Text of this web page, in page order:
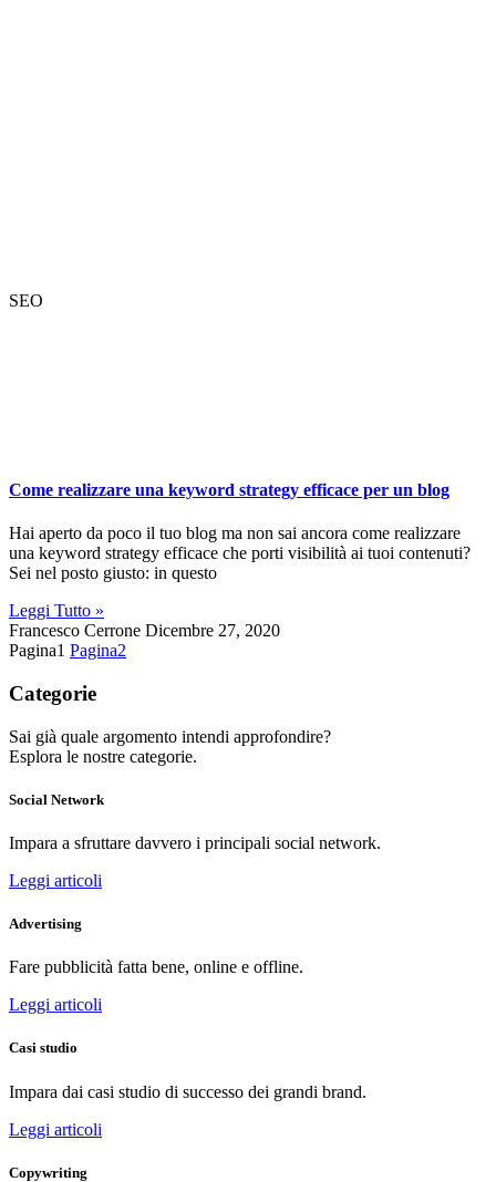
SEO
Come realizzare una keyword strategy efficace per un blog
Hai aperto da poco il tuo blog ma non sai ancora come realizzare
una keyword strategy efficace che porti visibilità ai tuoi contenuti?
Sei nel posto giusto: in questo
Leggi Tutto »
Francesco Cerrone Dicembre 27, 2020
Pagina1 Pagina2
Categorie
Sai già quale argomento intendi approfondire?
Esplora le nostre categorie.
Social Network
Impara a sfruttare davvero i principali social network.
Leggi articoli
Advertising
Fare pubblicità fatta bene, online e offline.
Leggi articoli
Casi studio
Impara dai casi studio di successo dei grandi brand.
Leggi articoli
Copywriting